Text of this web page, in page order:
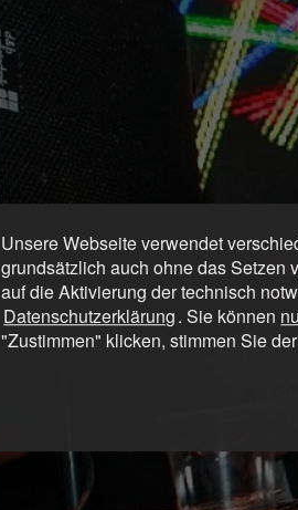
Unsere Webseite verwendet
grundsätzlich auch ohne das Setzen
auf die Aktivierung der technisch
Datenschutzerklärung. Sie können
"Zustimmen" klicken, stimmen Sie